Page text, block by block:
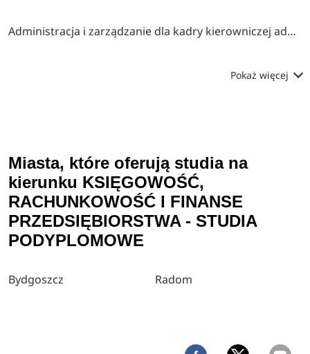
Administracja i zarządzanie dla kadry kierowniczej administracji publicznej
Pokaż więcej
Miasta, które oferują studia na
kierunku KSIĘGOWOŚĆ,
RACHUNKOWOŚĆ I FINANSE
PRZEDSIĘBIORSTWA - STUDIA
PODYPLOMOWE
Bydgoszcz Radom